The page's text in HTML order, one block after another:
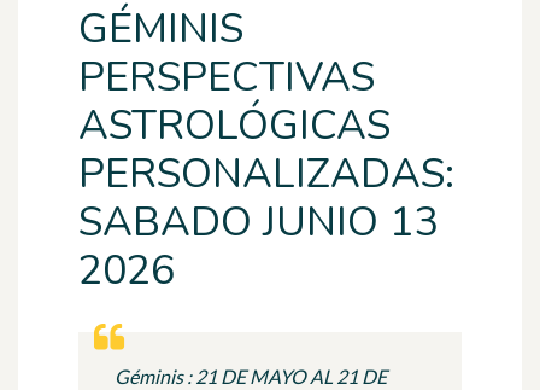
GÉMINIS
PERSPECTIVAS
ASTROLÓGICAS
PERSONALIZADAS:
SABADO JUNIO 13
2026
Géminis : 21 DE MAYO AL 21 DE